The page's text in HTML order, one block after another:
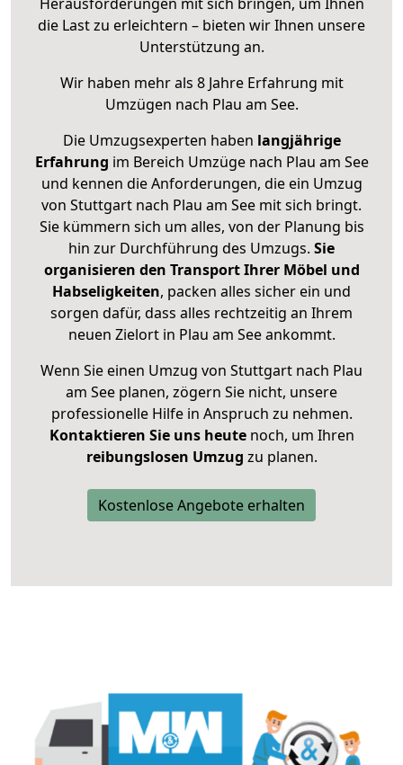
die Last zu erleichtern – bieten wir Ihnen unsere
Unterstützung an.
Wir haben mehr als 8 Jahre Erfahrung mit
Umzügen nach Plau am See.
Die Umzugsexperten haben langjährige
Erfahrung im Bereich Umzüge nach Plau am See
und kennen die Anforderungen, die ein Umzug
von Stuttgart nach Plau am See mit sich bringt.
Sie kümmern sich um alles, von der Planung bis
hin zur Durchführung des Umzugs. Sie
organisieren den Transport Ihrer Möbel und
Habseligkeiten, packen alles sicher ein und
sorgen dafür, dass alles rechtzeitig an Ihrem
neuen Zielort in Plau am See ankommt.
Wenn Sie einen Umzug von Stuttgart nach Plau
am See planen, zögern Sie nicht, unsere
professionelle Hilfe in Anspruch zu nehmen.
Kontaktieren Sie uns heutenoch, um Ihren
reibungslosen Umzug zu planen.
Kostenlose Angebote erhalten